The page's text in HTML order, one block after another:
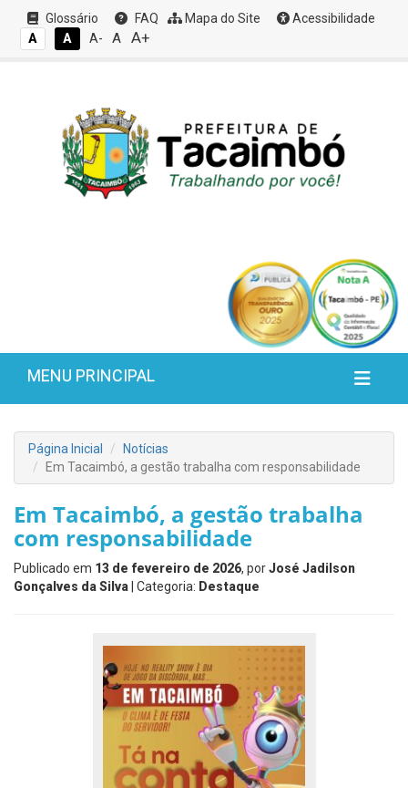
Glossário FAQ Mapa do Site
Acessibilidade
A
A A- A A+
MENU PRINCIPAL
Página Inicial
Notícias
Em Tacaimbó, a gestão trabalha com responsabilidade
Em Tacaimbó, a gestão trabalha
com responsabilidade
Publicado em 13 de fevereiro de 2026, porJosé Jadilson
Gonçalves da Silva | Categoria: Destaque